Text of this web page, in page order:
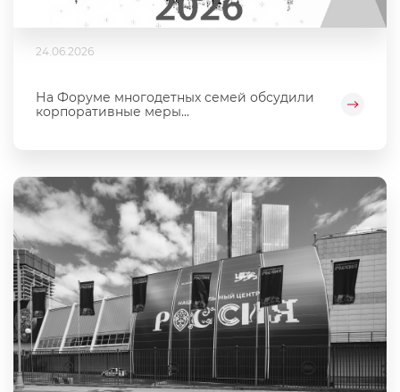
24.06.2026
На Форуме многодетных семей обсудили
корпоративные меры...